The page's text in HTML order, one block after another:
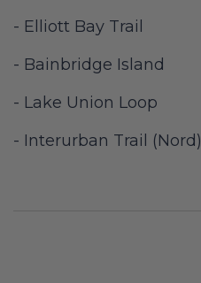
- Elliott Bay Trail
- Bainbridge Island
- Lake Union Loop
- Interurban Trail (Nord)